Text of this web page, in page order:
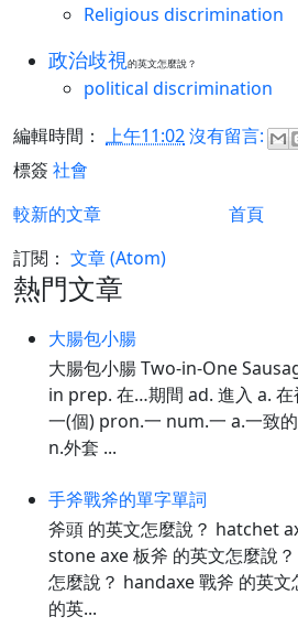
Religious discrimination
政治歧視的英文怎麼說？
political discrimination
編輯時間： 上午11:02沒有留言:
標簽 社會
較新的文章
首頁
訂閱： 文章 (Atom)
熱門文章
大腸包小腸
大腸包小腸 Two-in-One
in prep. 在…期間 ad. 進入 a.
一(個) pron.一 num.一 a.一致
n.外套 ...
手斧戰斧的單字單詞
斧頭 的英文怎麼說？ hatchet
stone axe 板斧 的英文怎麼說
怎麼說？ handaxe 戰斧 的英
的英...